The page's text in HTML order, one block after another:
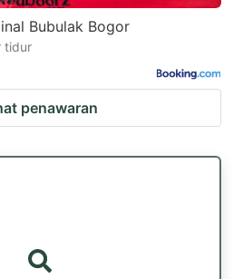
Bubulak Bogor
tidur
penawaran